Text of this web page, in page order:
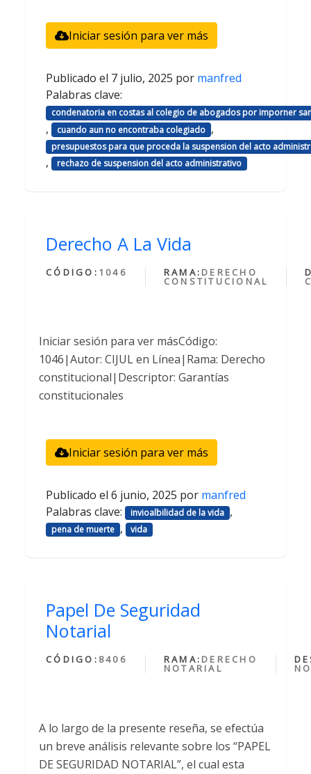
Iniciar sesión para ver más
Publicado el 7 julio, 2025 por manfred
Palabras clave:
condenatoria en costas al colegio de abogados por imporner
, cuando aun no encontraba colegiado ,
presupuestos para que proceda la suspension del acto
, rechazo de suspension del acto administrativo
Derecho A La Vida
CÓDIGO: 1046 RAMA: DERECHO
CONSTITUCIONAL
Iniciar sesión para ver másCódigo:
1046|Autor: CIJUL en Línea|Rama: Derecho
constitucional|Descriptor: Garantías
constitucionales
Iniciar sesión para ver más
Publicado el 6 junio, 2025 por manfred
Palabras clave:
invioalbilidad de la vida ,
pena de muerte , vida
Papel De Seguridad
Notarial
CÓDIGO: 8406 RAMA: DERECHO
NOTARIAL
A lo largo de la presente reseña, se efectúa
un breve análisis relevante sobre los “PAPEL
DE SEGURIDAD NOTARIAL”, el cual esta